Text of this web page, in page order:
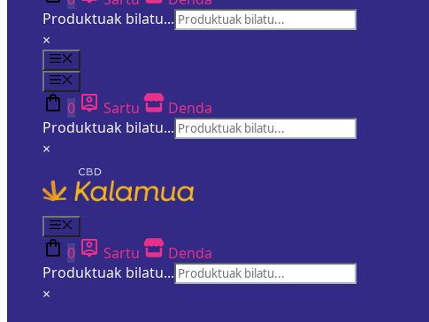
Produktuak bilatu...
×
Menua
Menua
0 Sartu
Denda
Produktuak bilatu...
×
Menua
0 Sartu
Denda
Produktuak bilatu...
×